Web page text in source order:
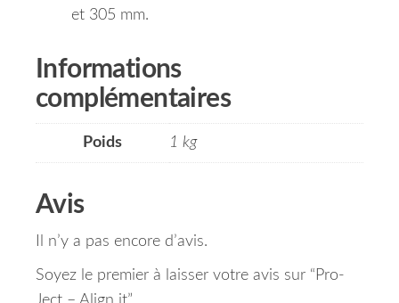
et 305 mm.
Informations
complémentaires
Poids 1 kg
Avis
Il n’y a pas encore d’avis.
Soyez le premier à laisser votre avis sur “Pro-